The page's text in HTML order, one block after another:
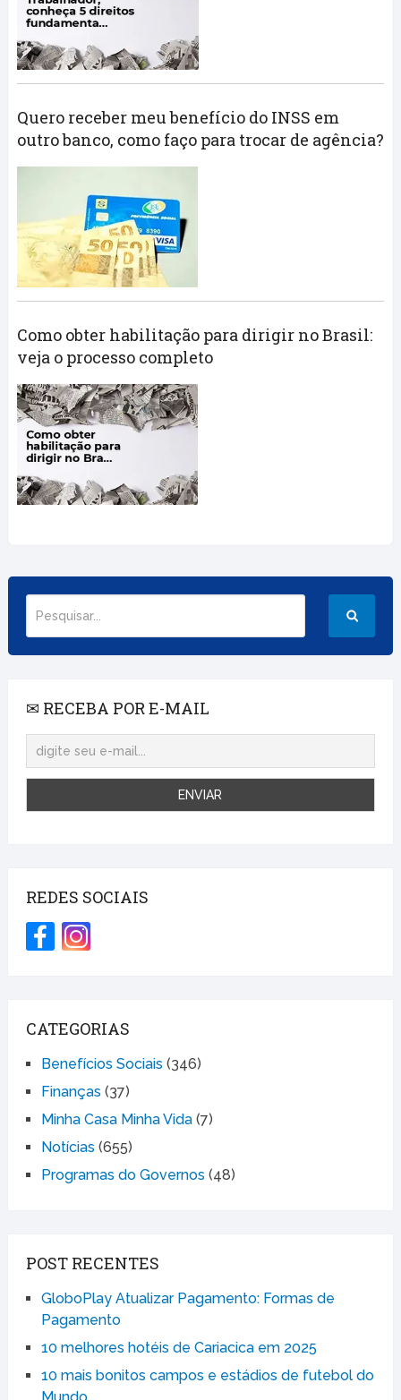
Quero receber meu benefício do INSS em
outro banco, como faço para trocar de agência?
Como obter habilitação para dirigir no Brasil:
veja o processo completo
✉ RECEBA POR E-MAIL
REDES SOCIAIS
CATEGORIAS
Benefícios Sociais (346)
Finanças (37)
Minha Casa Minha Vida(7)
Notícias (655)
Programas do Governos (48)
POST RECENTES
GloboPlay Atualizar Pagamento: Formas de
Pagamento
10 melhores hotéis de Cariacica em 2025
10 mais bonitos campos e estádios de futebol do